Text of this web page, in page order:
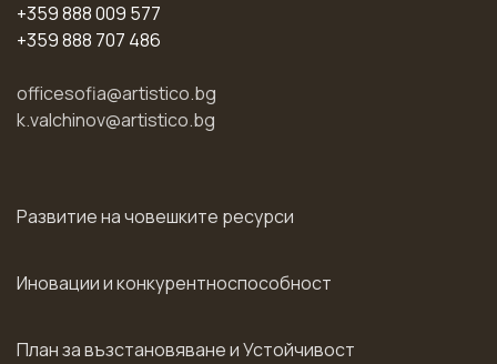
+359 888 009 577
+359 888 707 486
officesofia@artistico.bg
k.valchinov@artistico.bg
Развитие на човешките ресурси
Иновации и конкурентноспособност
План за възстановяване и Устойчивост